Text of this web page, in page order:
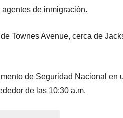
de inmigración.
Townes Avenue, cerca de
de Seguridad Nacional en
de las 10:30 a.m.